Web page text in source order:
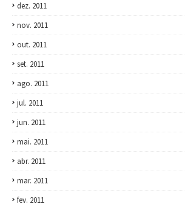
dez. 2011
nov. 2011
out. 2011
set. 2011
ago. 2011
jul. 2011
jun. 2011
mai. 2011
abr. 2011
mar. 2011
fev. 2011